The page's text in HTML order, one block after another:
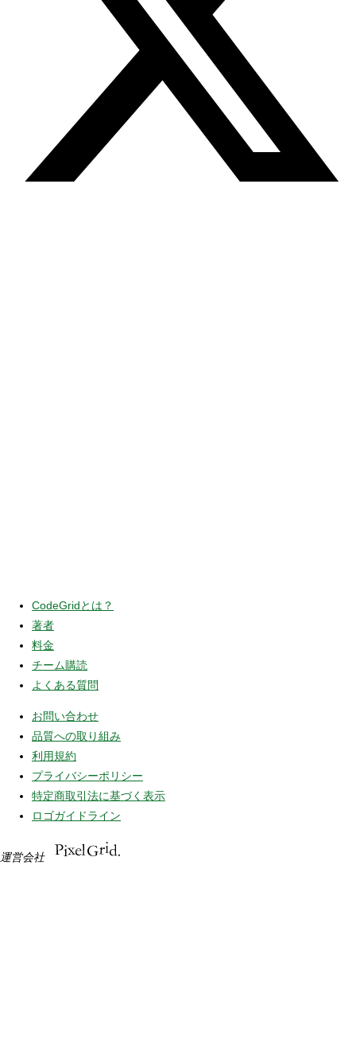
CodeGridとは？
著者
料金
チーム購読
よくある質問
お問い合わせ
品質への取り組み
利用規約
プライバシーポリシー
特定商取引法に基づく表示
ロゴガイドライン
運営会社